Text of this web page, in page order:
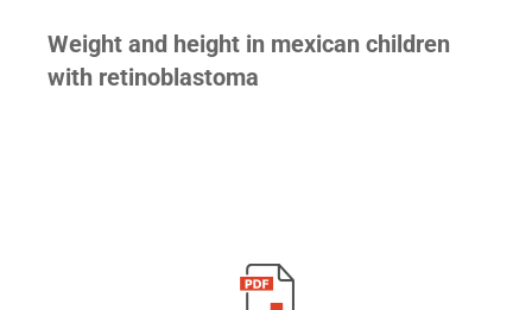
Weight and height in mexican children
with retinoblastoma